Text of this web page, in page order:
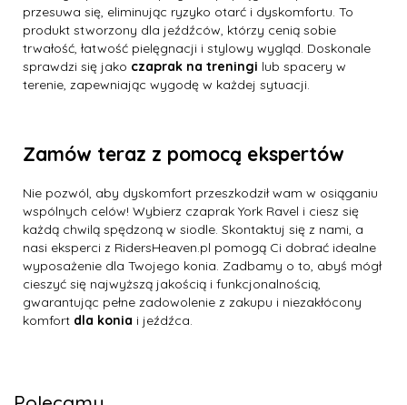
przesuwa się, eliminując ryzyko otarć i dyskomfortu. To
produkt stworzony dla jeźdźców, którzy cenią sobie
trwałość, łatwość pielęgnacji i stylowy wygląd. Doskonale
sprawdzi się jako czaprak na treningi lub spacery w
terenie, zapewniając wygodę w każdej sytuacji.
Zamów teraz z pomocą ekspertów
Nie pozwól, aby dyskomfort przeszkodził wam w osiąganiu
wspólnych celów! Wybierz czaprak York Ravel i ciesz się
każdą chwilą spędzoną w siodle. Skontaktuj się z nami, a
nasi eksperci z RidersHeaven.pl pomogą Ci dobrać idealne
wyposażenie dla Twojego konia. Zadbamy o to, abyś mógł
cieszyć się najwyższą jakością i funkcjonalnością,
gwarantując pełne zadowolenie z zakupu i niezakłócony
komfort dla konia i jeźdźca.